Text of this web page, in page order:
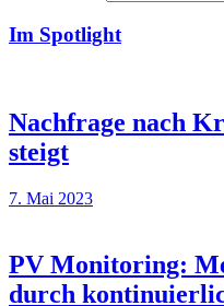
Im Spotlight
Nachfrage nach
steigt
7. Mai 2023
PV Monitoring:
durch